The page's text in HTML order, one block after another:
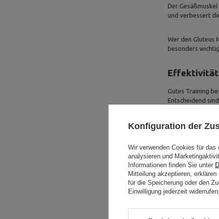
Der
und verbessert
Wer den Gluteus
besonders
Effektivität
Gutes Training
Entscheidend
Schon kurze
Kombination mit
Jede Po
Ein effektives
den
Hip Thrust
Konfiguration der
Wir verwenden Cookies für
analysieren und
Informationen finden Sie unter
Mitteilung akzeptieren,
für die Speicherung oder den
Einwilligung jederzeit